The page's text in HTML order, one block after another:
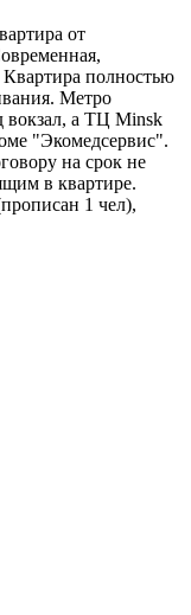
от
Квартира полностью
Метро
вокзал, а ТЦ Minsk
"Экомедсервис".
на срок не
в квартире.
1 чел),